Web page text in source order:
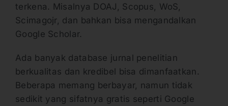
terkena. Misalnya DOAJ, Scopus, WoS,
Scimagojr, dan bahkan bisa mengandalkan
Google Scholar.
Ada banyak database jurnal penelitian
berkualitas dan kredibel bisa dimanfaatkan.
Beberapa memang berbayar, namun tidak
sedikit yang sifatnya gratis seperti Google